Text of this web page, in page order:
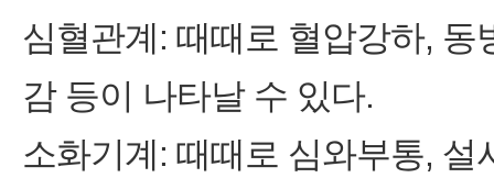
심혈관계: 때때로 혈압강하,
감 등이 나타날 수 있다.
소화기계: 때때로 심와부통,